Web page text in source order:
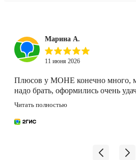
Марина А.
11 июня 2026
Плюсов у МОНЕ конечно много,
надо брать, оформились очень
парк, на территории тоже двор
остановились на этом варианте.
Читать полностью